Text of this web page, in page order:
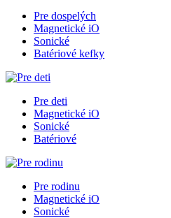
Pre dospelých
Magnetické iO
Sonické
Batériové kefky
Pre deti
Magnetické iO
Sonické
Batériové
Pre rodinu
Magnetické iO
Sonické